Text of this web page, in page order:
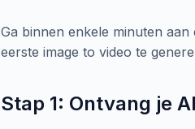
Ga binnen enkele minuten
eerste image to video te
Stap 1: Ontvang je